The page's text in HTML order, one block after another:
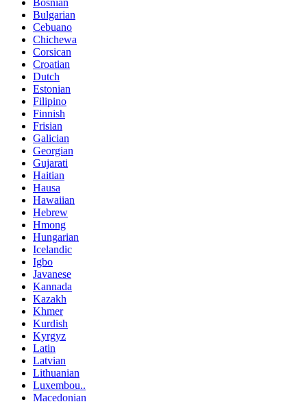
Bulgarian
Cebuano
Chichewa
Corsican
Croatian
Dutch
Estonian
Filipino
Finnish
Frisian
Galician
Georgian
Gujarati
Haitian
Hausa
Hawaiian
Hebrew
Hmong
Hungarian
Icelandic
Igbo
Javanese
Kannada
Kazakh
Khmer
Kurdish
Kyrgyz
Latin
Latvian
Lithuanian
Luxembou..
Macedonian